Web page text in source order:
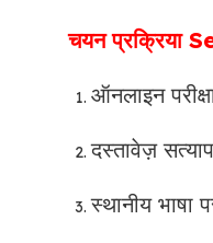
चयन प्रक्रिया
ऑनलाइन
दस्तावेज़
स्थानीय भाषा